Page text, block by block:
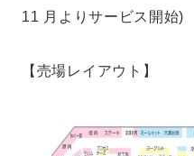
11 月よりサービス開始)
【売場レイアウト】